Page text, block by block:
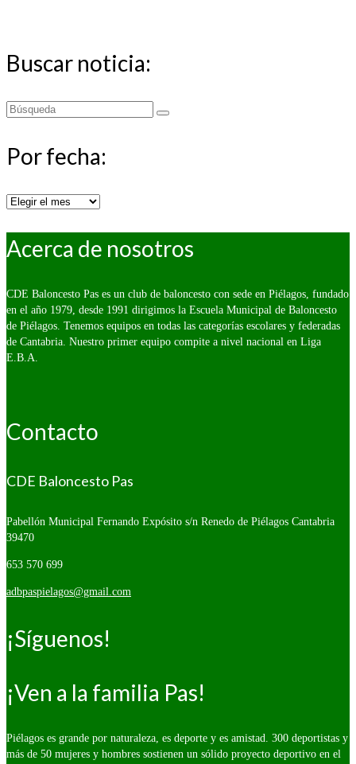
Buscar noticia:
Buscar
Por fecha:
Por
Acerca de nosotros
CDE Baloncesto Pas es un club de baloncesto con sede en Piélagos, fundado
en el año 1979, desde 1991 dirigimos la Escuela Municipal de Baloncesto
de Piélagos. Tenemos equipos en todas las categorías escolares y federadas
de Cantabria. Nuestro primer equipo compite a nivel nacional en Liga
E.B.A.
Contacto
CDE Baloncesto Pas
Pabellón Municipal Fernando Expósito s/n Renedo de Piélagos Cantabria
39470
653 570 699
adbpaspielagos@gmail.com
¡Síguenos!
¡Ven a la familia Pas!
Piélagos es grande por naturaleza, es deporte y es amistad. 300 deportistas y
más de 50 mujeres y hombres sostienen un sólido proyecto deportivo en el